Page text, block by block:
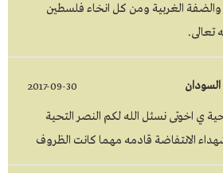
الغربية ومن كل انخاء فلسطين
تعالى.
2017-09-30
ي اخوتى نسئل الله لكم النصر التحية
الانتفاضة قادمه مهما كانت الظروف